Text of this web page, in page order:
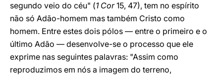
segundo veio do céu" (1 Cor15, 47), tem no espírito
não só Adão-homem mas também Cristo como
homem. Entre estes dois pólos — entre o primeiro e o
último Adão — desenvolve-se o processo que ele
exprime nas seguintes palavras: "Assim como
reproduzimos em nós a imagem do terreno,